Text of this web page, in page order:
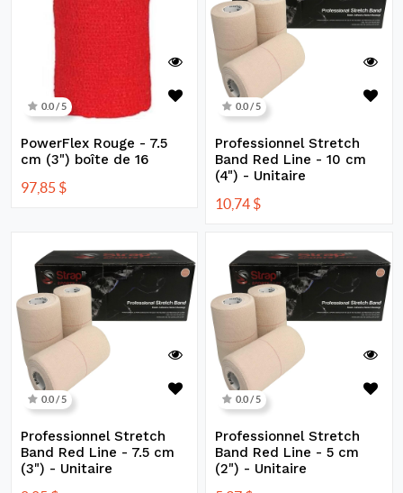
0.0 / 5
PowerFlex Rouge - 7.5
cm (3") boîte de 16
97,85$
0.0 / 5
Professionnel Stretch
Band Red Line - 10 cm
(4") - Unitaire
10,74 $
0.0 / 5
Professionnel Stretch
Band Red Line - 7.5 cm
(3") - Unitaire
0.0 / 5
Professionnel Stretch
Band Red Line - 5 cm
(2") - Unitaire